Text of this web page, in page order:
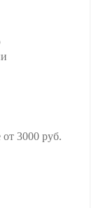
от 3000 руб.